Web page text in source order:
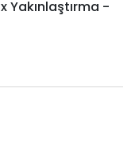
Yakınlaştırma -